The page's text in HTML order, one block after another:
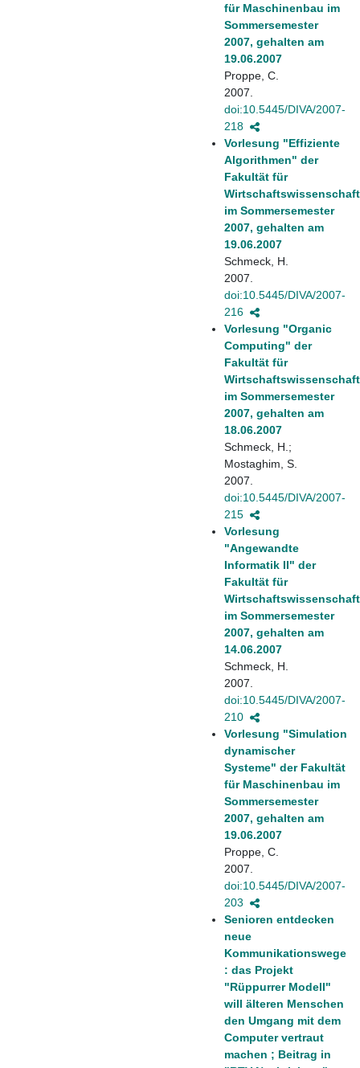
für Maschinenbau im
Sommersemester
2007, gehalten am
19.06.2007
Proppe, C.
2007.
doi:10.5445/DIVA/2007-
218
Vorlesung "Effiziente
Algorithmen" der
Fakultät für
im Sommersemester
2007, gehalten am
19.06.2007
Schmeck, H.
2007.
doi:10.5445/DIVA/2007-
216
Vorlesung "Organic
Computing" der
Fakultät für
im Sommersemester
2007, gehalten am
18.06.2007
Schmeck, H.;
Mostaghim, S.
2007.
doi:10.5445/DIVA/2007-
215
Vorlesung
"Angewandte
Informatik II" der
Fakultät für
im Sommersemester
2007, gehalten am
14.06.2007
Schmeck, H.
2007.
doi:10.5445/DIVA/2007-
210
Vorlesung "Simulation
dynamischer
Systeme" der Fakultät
für Maschinenbau im
Sommersemester
2007, gehalten am
19.06.2007
Proppe, C.
2007.
doi:10.5445/DIVA/2007-
203
Senioren entdecken
neue
Kommunikationswege
: das Projekt
"Rüppurrer Modell"
will älteren Menschen
den Umgang mit dem
Computer vertraut
machen ; Beitrag in